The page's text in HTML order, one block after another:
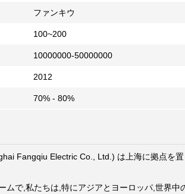
ファンキウ
100~200
10000000-50000000
2012
70% - 80%
Fangqiu Electric Co., Ltd.) は上海に拠点を
ムで,私たちは,特にアジアとヨーロッパ,世界